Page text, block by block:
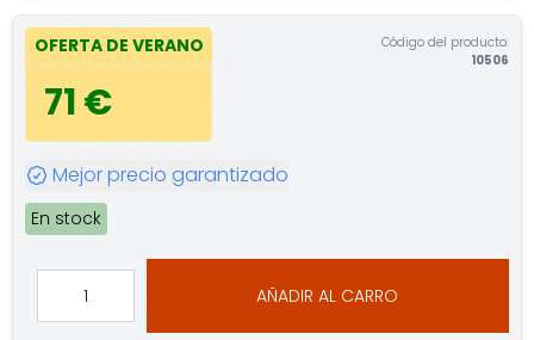
OFERTA DE VERANO
71 €
Código del producto:
10506
Mejor precio garantizado
En stock
AÑADIR AL CARRO